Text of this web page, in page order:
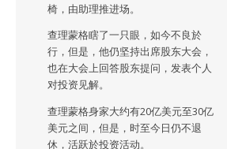
椅，由助理推进场。
查理蒙格瞎了一只眼，如今不良於
行，但是，他仍坚持出席股东大会，
也在大会上回答股东提问，发表个人
对投资见解。
查理蒙格身家大约有20亿美元至30亿
美元之间，但是，时至今日仍不退
休，活跃於投资活动。